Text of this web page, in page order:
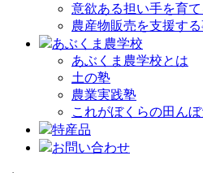
意欲ある担い手を育
農産物販売を支援す
あぶくま農学校
あぶくま農学校とは
土の塾
農業実践塾
これがぼくらの田ん
特産品
お問い合わせ